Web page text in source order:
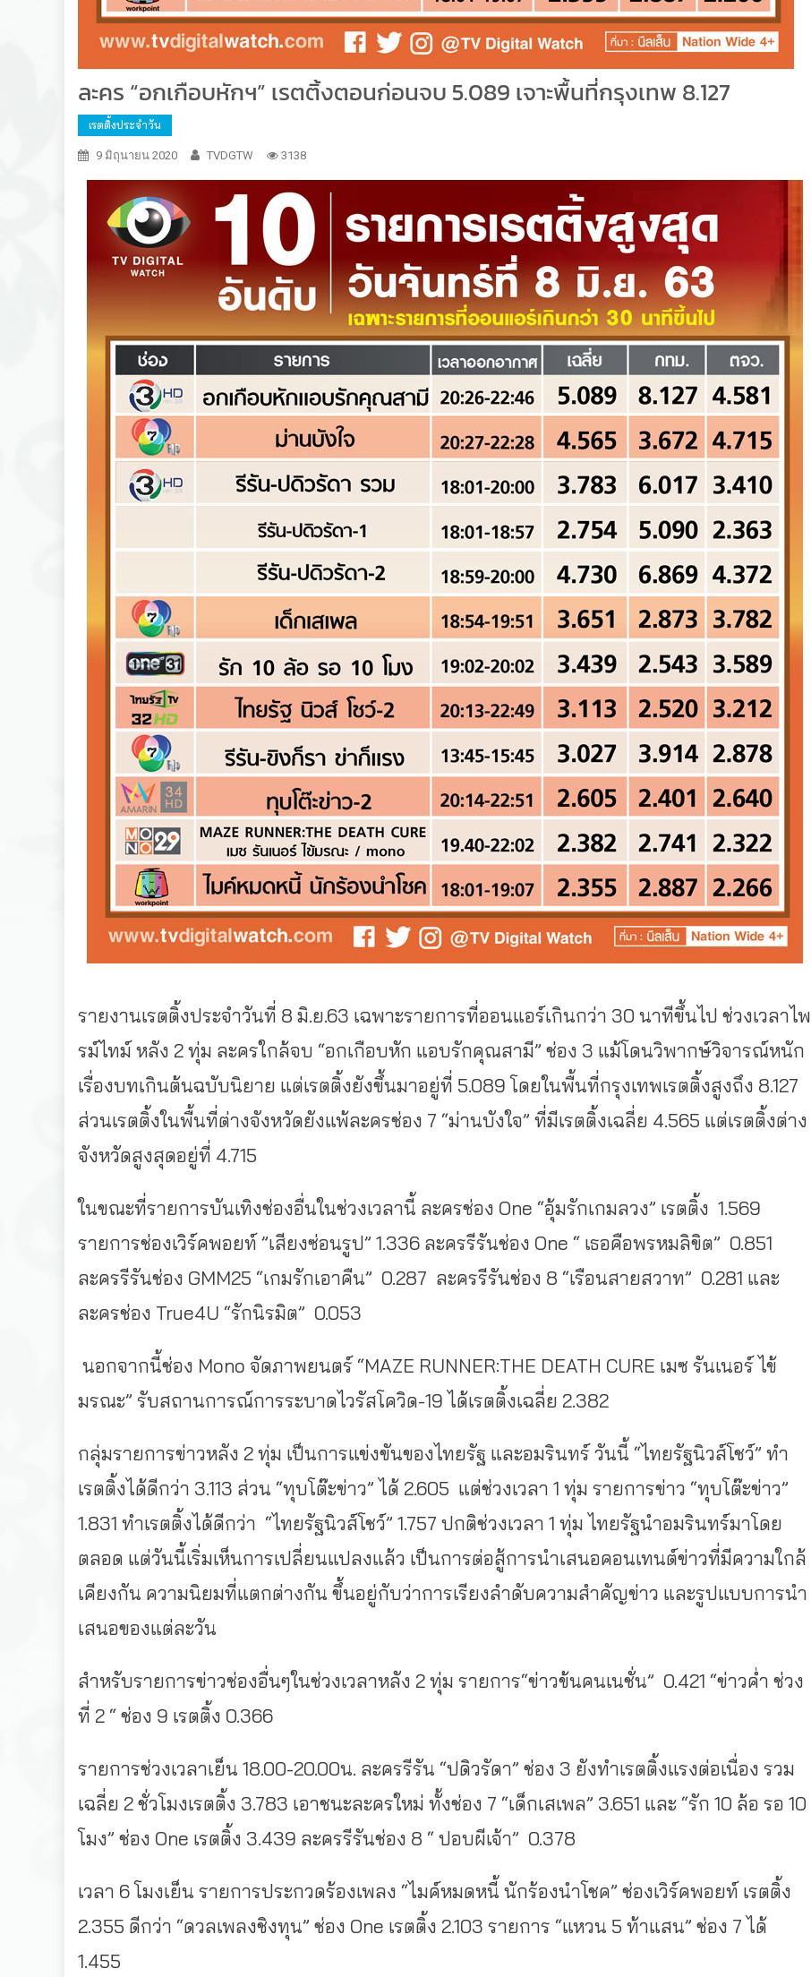
ละคร “อกเกือบหักฯ” เรตติ้งตอนก่อนจบ 5.089 เจาะพื้นที่กรุงเทพ 8.127
เรตติ้งประจำวัน
9 มิถุนายน 2020 TVDGTW 3138
รายงานเรตติ้งประจำวันที่ 8 มิ.ย.63 เฉพาะรายการที่ออนแอร์เกินกว่า 30 นาทีขึ้นไป ช่วงเวลาไพ
รม์ไทม์ หลัง 2 ทุ่ม ละครใกล้จบ “อกเกือบหัก แอบรักคุณสามี” ช่อง 3 แม้โดนวิพากษ์วิจารณ์หนัก
เรื่องบทเกินต้นฉบับนิยาย แต่เรตติ้งยังขึ้นมาอยู่ที่ 5.089 โดยในพื้นที่กรุงเทพเรตติ้งสูงถึง 8.127
ส่วนเรตติ้งในพื้นที่ต่างจังหวัดยังแพ้ละครช่อง 7 “ม่านบังใจ” ที่มีเรตติ้งเฉลี่ย 4.565 แต่เรตติ้งต่าง
จังหวัดสูงสุดอยู่ที่ 4.715
ในขณะที่รายการบันเทิงช่องอื่นในช่วงเวลานี้ ละครช่อง One “อุ้มรักเกมลวง” เรตติ้ง 1.569
รายการช่องเวิร์คพอยท์ ”เสียงซ่อนรูป” 1.336 ละครรีรันช่อง One “ เธอคือพรหมลิขิต” 0.851
ละครรีรันช่อง GMM25 “เกมรักเอาคืน” 0.287 ละครรีรันช่อง 8 “เรือนสายสวาท” 0.281 และ
ละครช่อง True4U “รักนิรมิต” 0.053
นอกจากนี้ช่อง Mono จัดภาพยนตร์ “MAZE RUNNER:THE DEATH CURE เมซ รันเนอร์ ไข้
มรณะ” รับสถานการณ์การระบาดไวรัสโควิด-19 ได้เรตติ้งเฉลี่ย 2.382
กลุ่มรายการข่าวหลัง 2 ทุ่ม เป็นการแข่งขันของไทยรัฐ และอมรินทร์ วันนี้ “ไทยรัฐนิวส์โชว์” ทำ
เรตติ้งได้ดีกว่า 3.113 ส่วน “ทุบโต๊ะข่าว” ได้ 2.605 แต่ช่วงเวลา 1 ทุ่ม รายการข่าว “ทุบโต๊ะข่าว”
1.831 ทำเรตติ้งได้ดีกว่า “ไทยรัฐนิวส์โชว์” 1.757 ปกติช่วงเวลา 1 ทุ่ม ไทยรัฐนำอมรินทร์มาโดย
ตลอด แต่วันนี้เริ่มเห็นการเปลี่ยนแปลงแล้ว เป็นการต่อสู้การนำเสนอคอนเทนต์ข่าวที่มีความใกล้
เคียงกัน ความนิยมที่แตกต่างกัน ขึ้นอยู่กับว่าการเรียงลำดับความสำคัญข่าว และรูปแบบการนำ
เสนอของแต่ละวัน
สำหรับรายการข่าวช่องอื่นๆในช่วงเวลาหลัง 2 ทุ่ม รายการ“ข่าวข้นคนเนชั่น” 0.421 “ข่าวค่ำ ช่วง
ที่ 2 “ ช่อง 9 เรตติ้ง 0.366
รายการช่วงเวลาเย็น 18.00-20.00น. ละครรีรัน “ปดิวรัดา” ช่อง 3 ยังทำเรตติ้งแรงต่อเนื่อง รวม
เฉลี่ย 2 ชั่วโมงเรตติ้ง 3.783 เอาชนะละครใหม่ ทั้งช่อง 7 “เด็กเสเพล” 3.651 และ “รัก 10 ล้อ รอ 10
โมง” ช่อง One เรตติ้ง 3.439 ละครรีรันช่อง 8 “ ปอบผีเจ้า” 0.378
เวลา 6 โมงเย็น รายการประกวดร้องเพลง “ไมค์หมดหนี้ นักร้องนำโชค” ช่องเวิร์คพอยท์ เรตติ้ง
2.355 ดีกว่า “ดวลเพลงชิงทุน” ช่อง One เรตติ้ง 2.103 รายการ “แหวน 5 ท้าแสน” ช่อง 7 ได้
1.455